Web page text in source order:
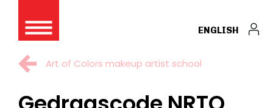
ENGLISH
Art of Colors makeup artist school